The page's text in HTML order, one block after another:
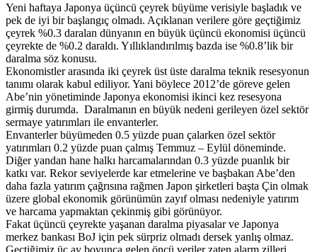
Yeni haftaya Japonya üçüncü çeyrek büyüme verisiyle başladık ve
pek de iyi bir başlangıç olmadı. Açıklanan verilere göre geçtiğimiz
çeyrek %0.3 daralan dünyanın en büyük üçüncü ekonomisi üçüncü
çeyrekte de %0.2 daraldı. Yıllıklandırılmış bazda ise %0.8’lik bir
daralma söz konusu.
Ekonomistler arasında iki çeyrek üst üste daralma teknik resesyonun
tanımı olarak kabul ediliyor. Yani böylece 2012’de göreve gelen
Abe’nin yönetiminde Japonya ekonomisi ikinci kez resesyona
girmiş durumda. Daralmanın en büyük nedeni gerileyen özel sektör
sermaye yatırımları ile envanterler.
Envanterler büyümeden 0.5 yüzde puan çalarken özel sektör
yatırımları 0.2 yüzde puan çalmış Temmuz – Eylül döneminde.
Diğer yandan hane halkı harcamalarından 0.3 yüzde puanlık bir
katkı var. Rekor seviyelerde kar etmelerine ve başbakan Abe’den
daha fazla yatırım çağrısına rağmen Japon şirketleri başta Çin olmak
üzere global ekonomik görünümün zayıf olması nedeniyle yatırım
ve harcama yapmaktan çekinmiş gibi görünüyor.
Fakat üçüncü çeyrekte yaşanan daralma piyasalar ve Japonya
merkez bankası BoJ için pek sürpriz olmadı dersek yanlış olmaz.
Geçtiğimiz üç ay boyunca gelen öncü veriler zaten alarm zilleri